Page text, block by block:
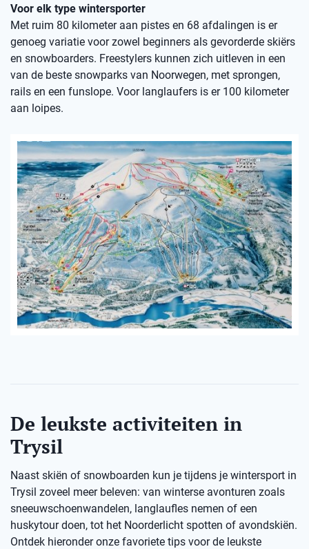
Voor elk type wintersporter
Met ruim 80 kilometer aan pistes en 68 afdalingen is er
genoeg variatie voor zowel beginners als gevorderde skiërs
en snowboarders. Freestylers kunnen zich uitleven in een
van de beste snowparks van Noorwegen, met sprongen,
rails en een funslope. Voor langlaufers is er 100 kilometer
aan loipes.
De leukste activiteiten in
Trysil
Naast skiën of snowboarden kun je tijdens je wintersport in
Trysil zoveel meer beleven: van winterse avonturen zoals
sneeuwschoenwandelen, langlaufles nemen of een
huskytour doen, tot het Noorderlicht spotten of avondskiën.
Ontdek hieronder onze favoriete tips voor de leukste